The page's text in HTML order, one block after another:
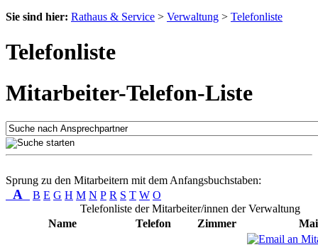
Sie sind hier: Rathaus & Service > Verwaltung > Telefonliste
Telefonliste
Mitarbeiter-Telefon-Liste
Sprung zu den Mitarbeitern mit dem Anfangsbuchstaben:
A B E G H M N P R S T W O
Telefonliste der Mitarbeiter/innen der Verwaltung
Name
Telefon Zimmer